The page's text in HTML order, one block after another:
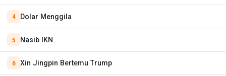
Dolar Menggila
Nasib IKN
Xin Jingpin Bertemu Trump